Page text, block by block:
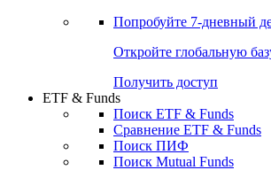
Попробуйте 7-дневный
Откройте глобальную
Получить доступ
ETF & Funds
Поиск ETF & Funds
Сравнение ETF & Funds
Поиск ПИФ
Поиск Mutual Funds